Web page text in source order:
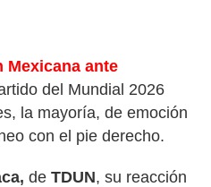
Mexicana ante
del Mundial 2026
la mayoría, de emoción
con el pie derecho.
de TDUN, su reacción